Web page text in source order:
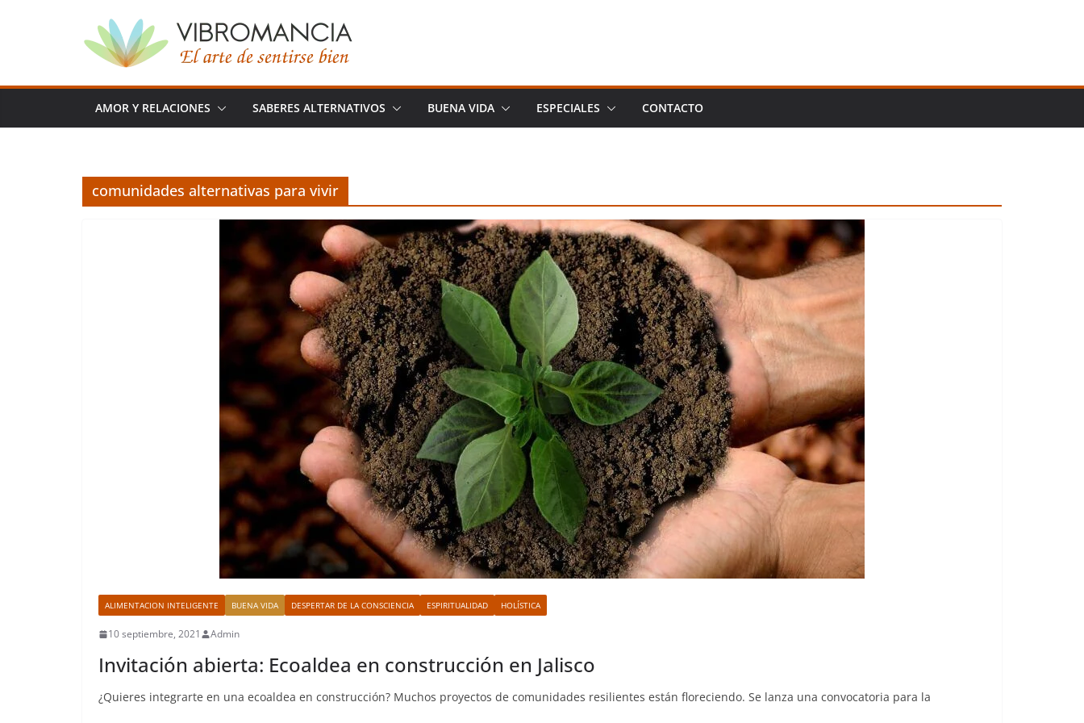
AMOR Y RELACIONES SABERES ALTERNATIVOS BUENA VIDA ESPECIALES CONTACTO
comunidades alternativas para vivir
ALIMENTACION INTELIGENTE BUENA VIDA DESPERTAR DE LA CONSCIENCIA ESPIRITUALIDAD HOLÍSTICA
10 septiembre, 2021 Admin
Invitación abierta: Ecoaldea en construcción en Jalisco
¿Quieres integrarte en una ecoaldea en construcción? Muchos proyectos de comunidades resilientes están floreciendo. Se lanza una convocatoria para la